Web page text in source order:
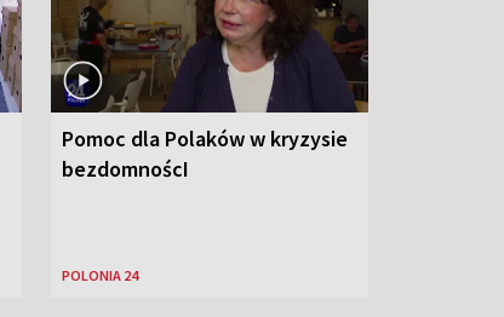
Pomoc dla Polaków w kryzysie
bezdomnoścI
POLONIA 24